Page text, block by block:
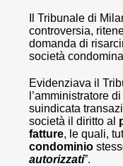
Il Tribunale di
controversia,
domanda di
società
Evidenziava il
l’amministratore
suindicata
società il diritto al
fatture, le quali,
condominio
autorizzati”.